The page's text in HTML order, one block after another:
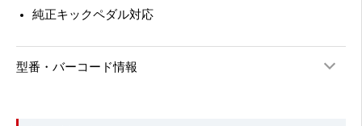
純正キックペダル対応
型番・バーコード情報